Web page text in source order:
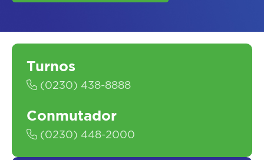
Turnos
(0230) 438-8888
Conmutador
(0230) 448-2000